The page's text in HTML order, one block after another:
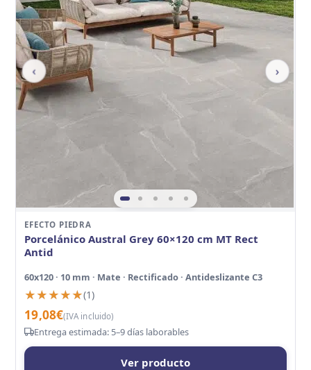
‹ ›
EFECTO PIEDRA
Porcelánico Austral Grey 60×120 cm MT Rect
Antid
60x120 · 10 mm · Mate · Rectificado · Antideslizante C3
★★★★★
★★★★★(1)
19,08€(IVA incluido)
Entrega estimada: 5–9 días laborables
Ver producto